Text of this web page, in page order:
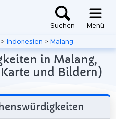
Suchen Menü
> Indonesien > Malang
in Malang,
und Bildern)